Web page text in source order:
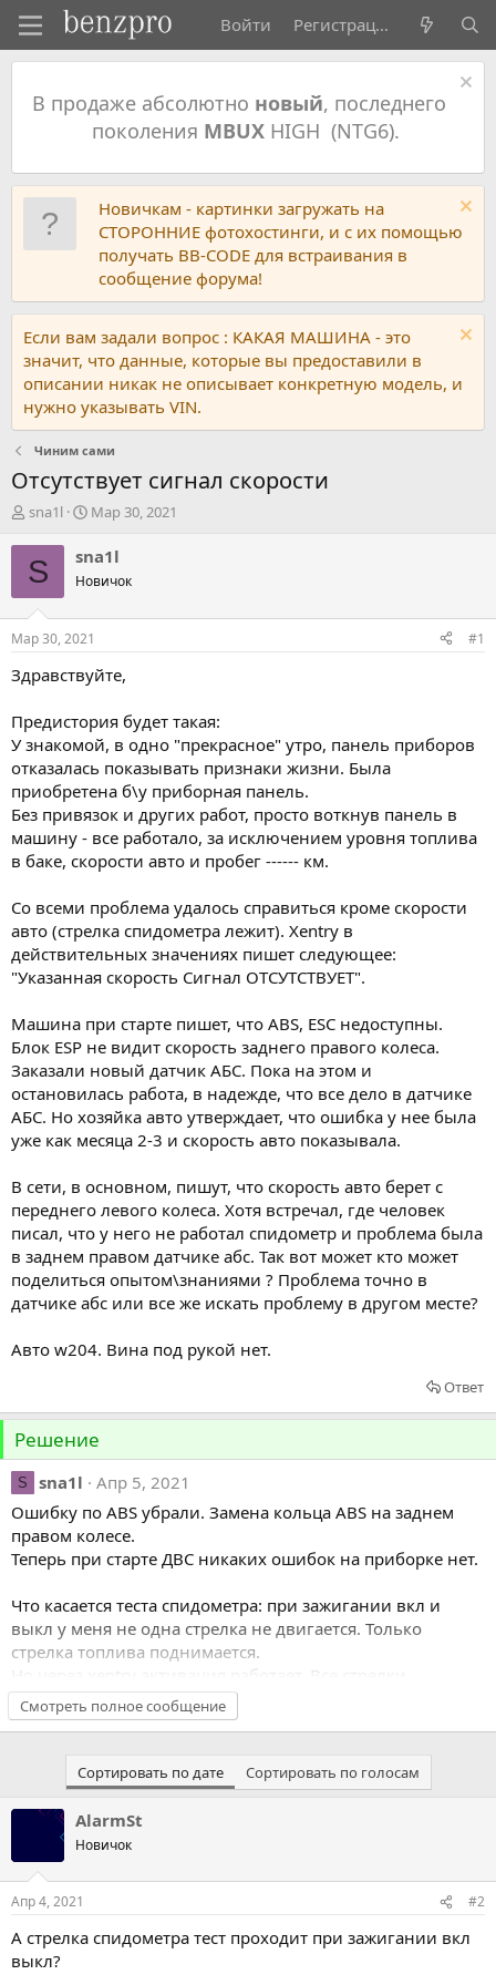
Войти Регистрация
В продаже абсолютно новый, последнего
поколения MBUXHIGH (NTG6).
Новичкам - картинки загружать на
СТОРОННИЕ фотохостинги, и с их помощью
получать BB-CODE для встраивания в
сообщение форума!
Если вам задали вопрос : КАКАЯ МАШИНА - это
значит, что данные, которые вы предоставили в
описании никак не описывает конкретную модель, и
нужно указывать VIN.
Чиним сами
Отсутствует сигнал скорости
А
т
о
т
м
ы
sna1l
Д
т
н
ч
а
л
а
Мар 30, 2021
S sna1l
Новичок
Мар 30, 2021 #1
Здравствуйте,
Предистория будет такая:
У знакомой, в одно "прекрасное" утро, панель приборов
отказалась показывать признаки жизни. Была
приобретена б\у приборная панель.
Без привязок и других работ, просто воткнув панель в
машину - все работало, за исключением уровня топлива
в баке, скорости авто и пробег ------ км.
Со всеми проблема удалось справиться кроме скорости
авто (стрелка спидометра лежит). Xentry в
действительных значениях пишет следующее:
"Указанная скорость Сигнал ОТСУТСТВУЕТ".
Машина при старте пишет, что ABS, ESC недоступны.
Блок ESP не видит скорость заднего правого колеса.
Заказали новый датчик АБС. Пока на этом и
остановилась работа, в надежде, что все дело в датчике
АБС. Но хозяйка авто утверждает, что ошибка у нее была
уже как месяца 2-3 и скорость авто показывала.
В сети, в основном, пишут, что скорость авто берет с
переднего левого колеса. Хотя встречал, где человек
писал, что у него не работал спидометр и проблема была
в заднем правом датчике абс. Так вот может кто может
поделиться опытом\знаниями ? Проблема точно в
датчике абс или все же искать проблему в другом месте?
Авто w204. Вина под рукой нет.
Ответ
Решение
S sna1l
Апр 5, 2021
Ошибку по ABS убрали. Замена кольца ABS на заднем
правом колесе.
Теперь при старте ДВС никаких ошибок на приборке нет.
Что касается теста спидометра: при зажигании вкл и
выкл у меня не одна стрелка не двигается. Только
стрелка топлива поднимается.
Но через xentry активация работает. Все стрелки
поднимаются до максимума.
Смотреть полное сообщение
Сортировать по дате Сортировать по голосам
AlarmSt
Новичок
Апр 4, 2021 #2
А стрелка спидометра тест проходит при зажигании вкл
выкл?